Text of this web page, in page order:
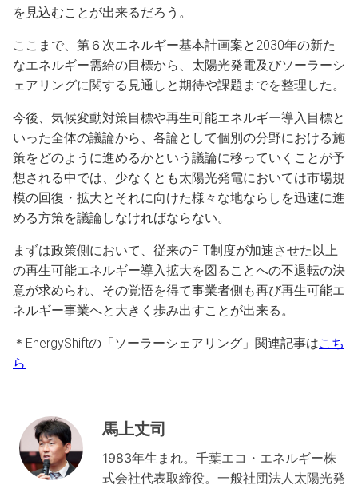
を見込むことが出来るだろう。
ここまで、第６次エネルギー基本計画案と2030年の新た
なエネルギー需給の目標から、太陽光発電及びソーラーシ
ェアリングに関する見通しと期待や課題までを整理した。
今後、気候変動対策目標や再生可能エネルギー導入目標と
いった全体の議論から、各論として個別の分野における施
策をどのように進めるかという議論に移っていくことが予
想される中では、少なくとも太陽光発電においては市場規
模の回復・拡大とそれに向けた様々な地ならしを迅速に進
める方策を議論しなければならない。
まずは政策側において、従来のFIT制度が加速させた以上
の再生可能エネルギー導入拡大を図ることへの不退転の決
意が求められ、その覚悟を得て事業者側も再び再生可能エ
ネルギー事業へと大きく歩み出すことが出来る。
＊EnergyShiftの「ソーラーシェアリング」関連記事はこち
ら
馬上丈司
1983年生まれ。千葉エコ・エネルギー株
式会社代表取締役。一般社団法人太陽光発